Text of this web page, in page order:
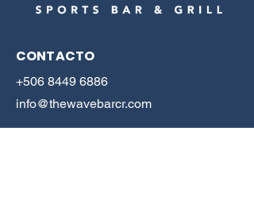
CONTACTO
+506 8449 6886
info@thewavebarcr.com
HOURS